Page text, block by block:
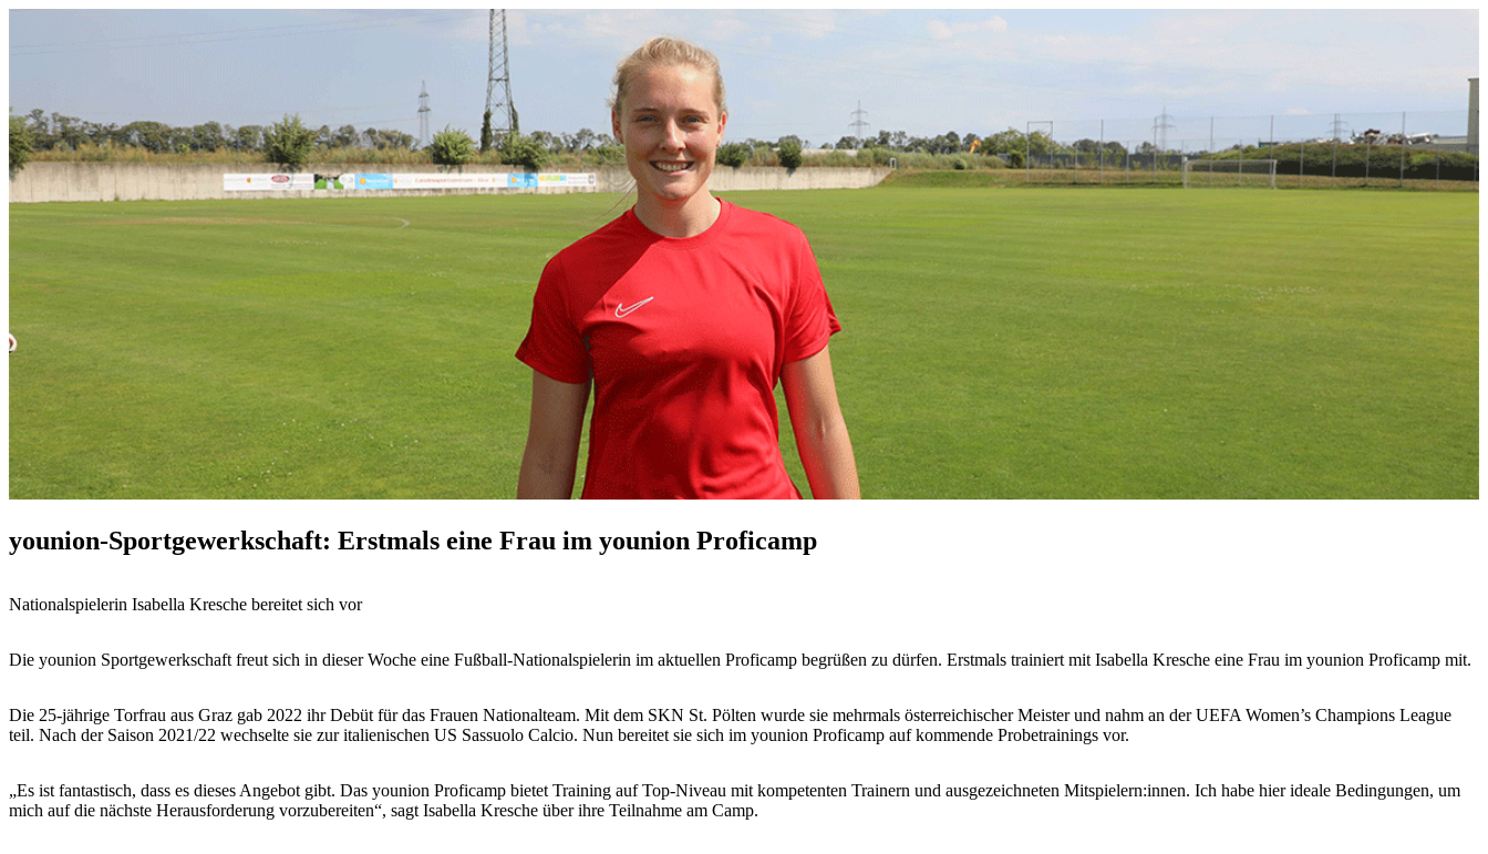
younion-Sportgewerkschaft: Erstmals eine Frau im younion Proficamp
Nationalspielerin Isabella Kresche bereitet sich vor
Die younion Sportgewerkschaft freut sich in dieser Woche eine Fußball-Nationalspielerin im aktuellen Proficamp begrüßen zu dürfen. Erstmals trainiert mit Isabella Kresche eine Frau im younion Proficamp mit.
Die 25-jährige Torfrau aus Graz gab 2022 ihr Debüt für das Frauen Nationalteam. Mit dem SKN St. Pölten wurde sie mehrmals österreichischer Meister und nahm an der UEFA Women’s Champions League
teil. Nach der Saison 2021/22 wechselte sie zur italienischen US Sassuolo Calcio. Nun bereitet sie sich im younion Proficamp auf kommende Probetrainings vor.
„Es ist fantastisch, dass es dieses Angebot gibt. Das younion Proficamp bietet Training auf Top-Niveau mit kompetenten Trainern und ausgezeichneten Mitspielern:innen. Ich habe hier ideale Bedingungen, um
mich auf die nächste Herausforderung vorzubereiten“, sagt Isabella Kresche über ihre Teilnahme am Camp.